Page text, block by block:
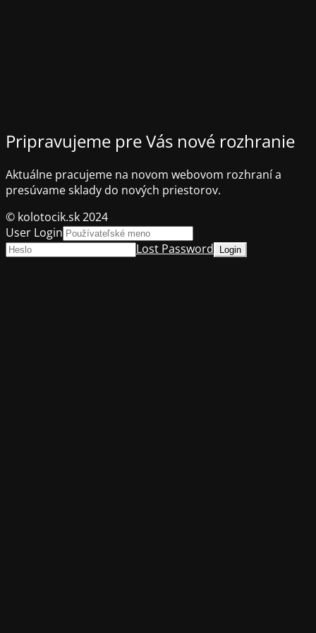
Pripravujeme pre Vás nové rozhranie
Aktuálne pracujeme na novom webovom rozhraní a
presúvame sklady do nových priestorov.
© kolotocik.sk 2024
User Login
Lost Password